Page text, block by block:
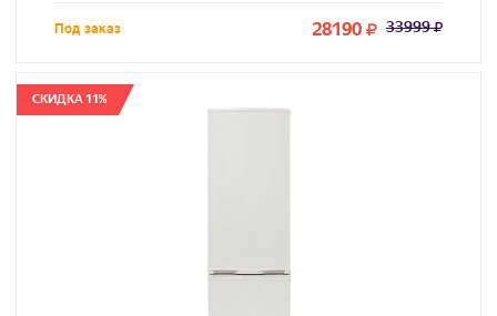
Под заказ 28190 33999
СКИДКА 11%